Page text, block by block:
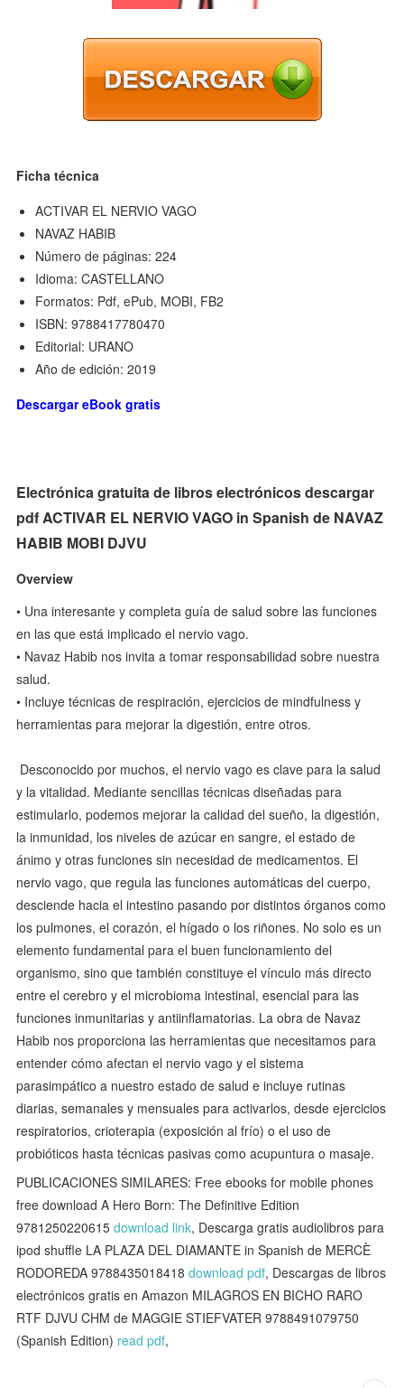
Ficha técnica
ACTIVAR EL NERVIO VAGO
NAVAZ HABIB
Número de páginas: 224
Idioma: CASTELLANO
Formatos: Pdf, ePub, MOBI, FB2
ISBN: 9788417780470
Editorial: URANO
Año de edición: 2019
Descargar eBook gratis
Electrónica gratuita de libros electrónicos descargar
pdf ACTIVAR EL NERVIO VAGO in Spanish de NAVAZ
HABIB MOBI DJVU
Overview
• Una interesante y completa guía de salud sobre las funciones
en las que está implicado el nervio vago.
• Navaz Habib nos invita a tomar responsabilidad sobre nuestra
salud.
• Incluye técnicas de respiración, ejercicios de mindfulness y
herramientas para mejorar la digestión, entre otros.
Desconocido por muchos, el nervio vago es clave para la salud
y la vitalidad. Mediante sencillas técnicas diseñadas para
estimularlo, podemos mejorar la calidad del sueño, la digestión,
la inmunidad, los niveles de azúcar en sangre, el estado de
ánimo y otras funciones sin necesidad de medicamentos. El
nervio vago, que regula las funciones automáticas del cuerpo,
desciende hacia el intestino pasando por distintos órganos como
los pulmones, el corazón, el hígado o los riñones. No solo es un
elemento fundamental para el buen funcionamiento del
organismo, sino que también constituye el vínculo más directo
entre el cerebro y el microbioma intestinal, esencial para las
funciones inmunitarias y antiinflamatorias. La obra de Navaz
Habib nos proporciona las herramientas que necesitamos para
entender cómo afectan el nervio vago y el sistema
parasimpático a nuestro estado de salud e incluye rutinas
diarias, semanales y mensuales para activarlos, desde ejercicios
respiratorios, crioterapia (exposición al frío) o el uso de
probióticos hasta técnicas pasivas como acupuntura o masaje.
PUBLICACIONES SIMILARES: Free ebooks for mobile phones
free download A Hero Born: The Definitive Edition
9781250220615download link, Descarga gratis audiolibros para
ipod shuffle LA PLAZA DEL DIAMANTE in Spanish de MERCÈ
RODOREDA 9788435018418download pdf, Descargas de libros
electrónicos gratis en Amazon MILAGROS EN BICHO RARO
RTF DJVU CHM de MAGGIE STIEFVATER 9788491079750
(Spanish Edition) read pdf,